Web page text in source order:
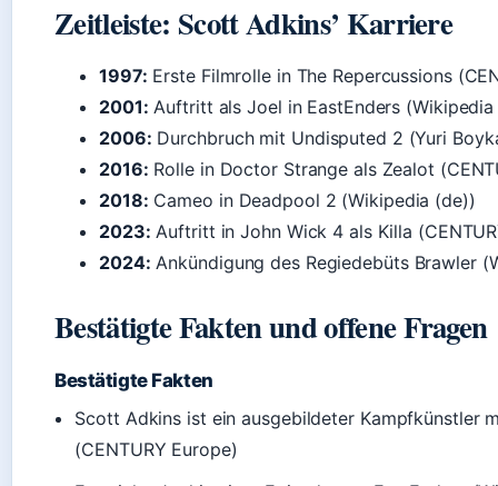
Zeitleiste: Scott Adkins’ Karriere
1997: Erste Filmrolle in The Repercussions
2001: Auftritt als Joel in EastEnders
2006: Durchbruch mit Undisputed 2 (Yuri
2016: Rolle in Doctor Strange als Zealot
2018: Cameo in Deadpool 2 (Wikipedia (de))
2023: Auftritt in John Wick 4 als Killa
2024: Ankündigung des Regiedebüts Brawler
Bestätigte Fakten und offene Fragen
Bestätigte Fakten
Scott Adkins ist ein ausgebildeter Kampfkünstler
(CENTURY Europe)